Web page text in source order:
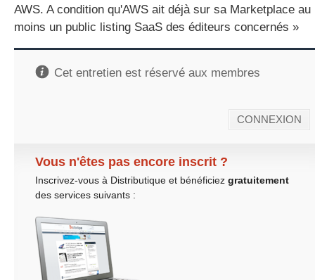
AWS. A condition qu'AWS ait déjà sur sa Marketplace au
moins un public listing SaaS des éditeurs concernés »
Cet entretien est réservé aux membres
CONNEXION
Vous n'êtes pas encore inscrit ?
Inscrivez-vous à Distributique et bénéficiez gratuitement
des services suivants :